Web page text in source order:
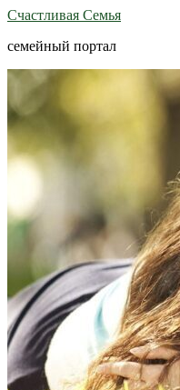
Счастливая Семья
семейный портал